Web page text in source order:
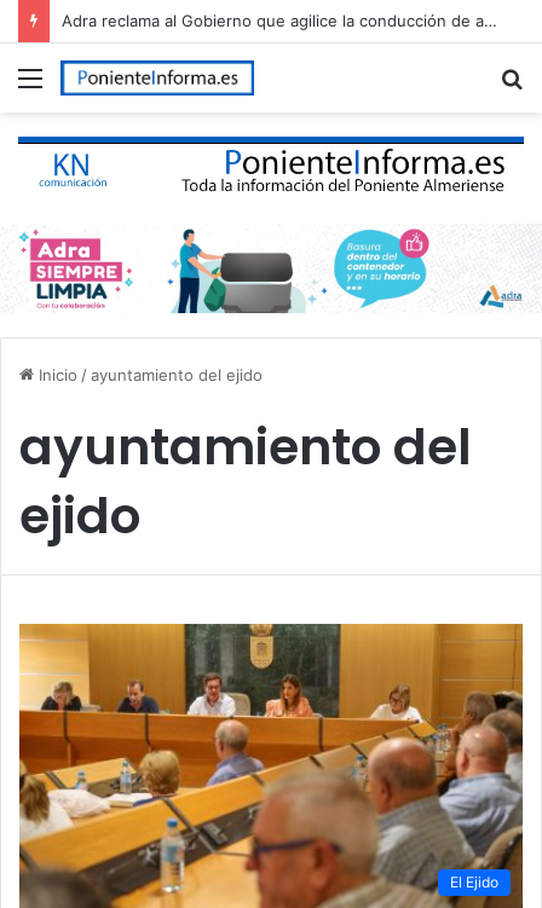
Adra reclama al Gobierno que agilice la conducción de agua desalada desde el Campo de Dalías
Menú
Inicio /ayuntamiento del ejido
ayuntamiento del
ejido
El Ejido